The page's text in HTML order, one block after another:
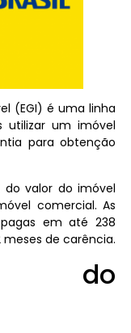
(EGI) é uma linha
utilizar um imóvel
para obtenção
do valor do imóvel
comercial. As
em até 238
de carência.
do